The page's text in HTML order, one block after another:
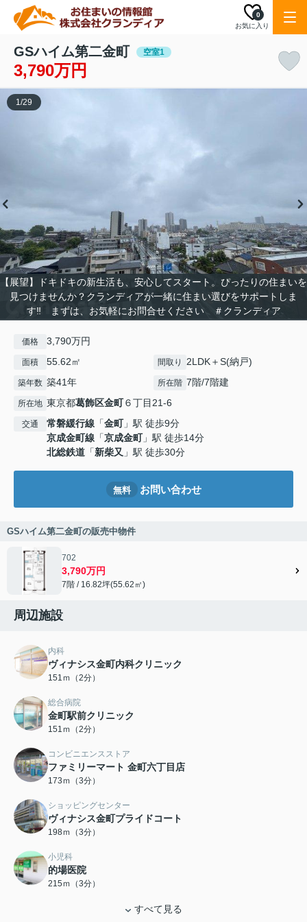
お気に入り
0
GSハイム第二金町 空室1
3,790万円
【展望】ドキドキの新生活も、安心してスタート。ぴったりの住まいを
見つけませんか？クランディアが一緒に住まい選びをサポートしま
す‼ まずは、お気軽にお問合せください ＃クランディア
1/29
価格 3,790万円
面積 55.62㎡ 間取り 2LDK＋S(納戸)
築年数 築41年 所在階 7階/7階建
所在地 東京都葛飾区金町６丁目21-6
交通 常磐緩行線 「金町」駅 徒歩9分
京成金町線 「京成金町」駅 徒歩14分
北総鉄道 「新柴又 」駅 徒歩30分
無料 お問い合わせ
GSハイム第二金町の販売中物件
702
3,790万円
7階 / 16.82坪(55.62㎡)
周辺施設
内科
ヴィナシス金町内科クリニック
151ｍ（2分）
総合病院
金町駅前クリニック
151ｍ（2分）
コンビニエンスストア
ファミリーマート 金町六丁目店
173ｍ（3分）
ショッピングセンター
ヴィナシス金町プライドコート
198ｍ（3分）
小児科
的場医院
215ｍ（3分）
すべて見る